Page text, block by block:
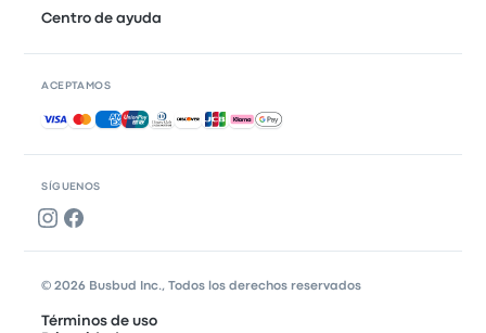
SÍGUENOS
Centro de ayuda
ACEPTAMOS
Pagos aceptados
© 2026 Busbud Inc., Todos los derechos reservados
Términos de uso